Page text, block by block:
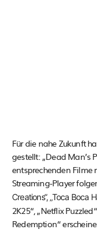
Für die nahe Zukunft
gestellt: „Dead Man’s
entsprechenden Filme
Streaming-Player
Creations“, „Toca Boca
2K25“, „Netflix
Redemption“